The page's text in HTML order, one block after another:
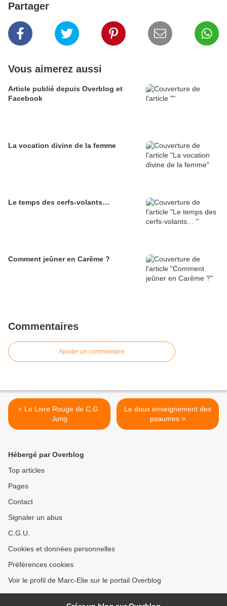
Partager
Vous aimerez aussi
Article publié depuis Overblog et
Facebook
La vocation divine de la femme
Le temps des cerfs-volants…
Comment jeûner en Carême ?
Commentaires
Ajouter un commentaire
< Le Livre Rouge de C.G.
Jung
Le doux enseignement des
psaumes >
Hébergé par Overblog
Top articles
Pages
Contact
Signaler un abus
C.G.U.
Cookies et données personnelles
Préférences cookies
Voir le profil de Marc-Elie sur le portail Overblog